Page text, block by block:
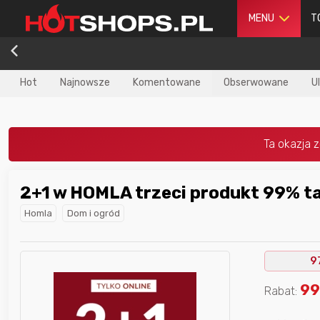
MENU
Hot Najnowsze Komentowane Obserwowane
2+1 w HOMLA trzeci produkt 99%
Homla
Dom i ogród
Rabat: 99
najlepszego
w poprzednim
Nagroda dlanajlepszego